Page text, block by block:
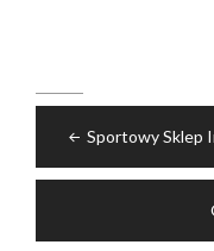
wpisuSportowy Sklep